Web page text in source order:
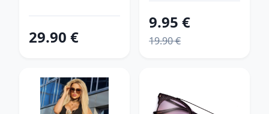
29.90 €
9.95 €
19.90 €